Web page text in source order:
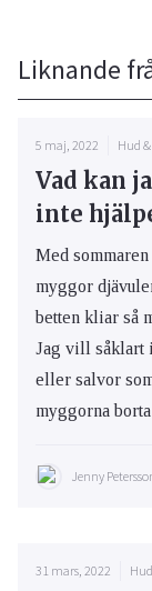
Liknande
5 maj, 2022 Hud
Vad kan
inte
Med
myggor
betten kliar så
Jag vill såklart
eller salvor
myggorna
Jenny
31 mars, 2022